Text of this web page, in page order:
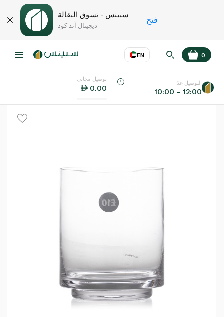
سبينس - تسوق البقالة
ديجيتال آند كود
فتح
EN
اللغة عر
0
توصيل مجاني
0.00
التوصيل غدًا
10:00 – 12:00